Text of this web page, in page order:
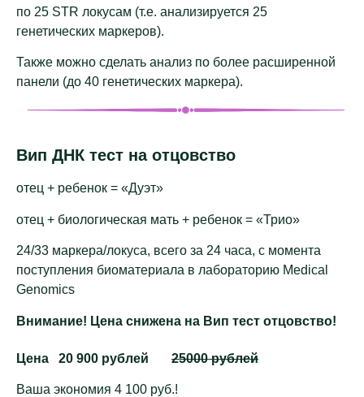
по 25 STR локусам (т.е. анализируется 25
генетических маркеров).
Также можно сделать анализ по более расширенной
панели (до 40 генетических маркера).
Вип ДНК тест на отцовство
отец + ребенок = «Дуэт»
отец + биологическая мать + ребенок = «Трио»
24/33 маркера/локуса, всего за 24 часа, c момента
поступления биоматериала в лабораторию Medical
Genomics
Внимание! Цена снижена на Вип тест отцовство!
Цена 20 900 рублей 25000 рублей
Ваша экономия 4 100 руб.!